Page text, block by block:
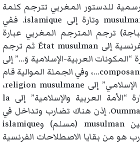
للدستور المغربي تترجم كلمة
“إسلامية” تارة إلى musulman وتارة إلى islamique. ففي
ترجم المترجم المغربي عبارة
“دولة إسلامية” إلى الفرنسية إلى État musulman ثم ترجم
العربية-الإسلامية وَ…” إلى
composantes arabo-islamique…، وفي الجملة الموالية قام
بترجمة عبارة “الدين الإسلامي” إلى religion musulmane،
ثم قام بترجمة عبارة “الأمة العربية والإسلامية” إلى la
Oumma arabe et islamique. إذن هناك تضارب وتداخل في
الترجمة الفرنسية بين musulman (مسلم) وislamique
هو من بقايا الاصطلاحات الفرنسية